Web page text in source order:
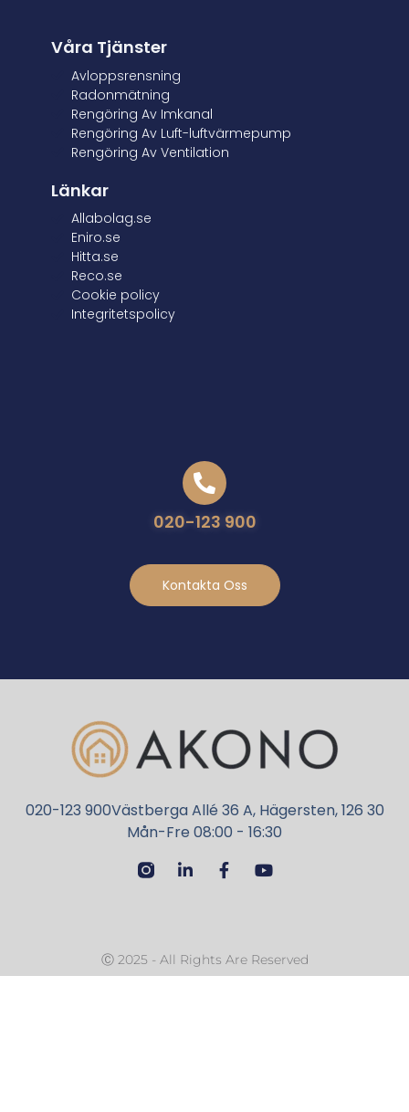
Våra Tjänster
Avloppsrensning
Radonmätning
Rengöring Av Imkanal
Rengöring Av Luft-luftvärmepump
Rengöring Av Ventilation
Länkar
Allabolag.se
Eniro.se
Hitta.se
Reco.se
Cookie policy
Integritetspolicy
Kontakta Oss
020-123 900
020-123 900Västberga Allé 36 A, Hägersten, 126 30
Mån-Fre 08:00 - 16:30
Ⓒ 2025 - All Rights Are Reserved